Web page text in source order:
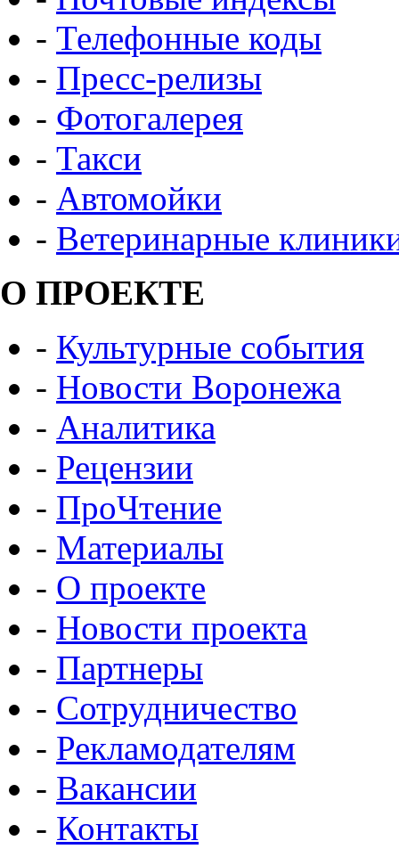
- Телефонные коды
- Пресс-релизы
- Фотогалерея
- Такси
- Автомойки
- Ветеринарные
О ПРОЕКТЕ
- Культурные события
- Новости Воронежа
- Аналитика
- Рецензии
- ПроЧтение
- Материалы
- О проекте
- Новости проекта
- Партнеры
- Сотрудничество
- Рекламодателям
- Вакансии
- Контакты